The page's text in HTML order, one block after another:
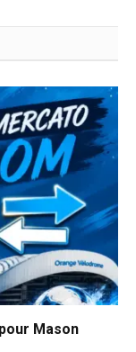
Mason